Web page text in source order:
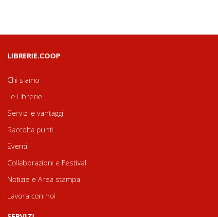
LIBRERIE.COOP
Chi siamo
Le Librerie
Servizi e vantaggi
Raccolta punti
Eventi
Collaborazioni e Festival
Notizie e Area stampa
Lavora con noi